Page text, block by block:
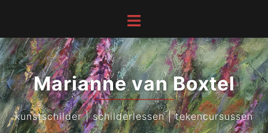
de
inhoud
Toggle
Marianne van Boxtel
kunstschilder | schilderlessen | tekencursussen